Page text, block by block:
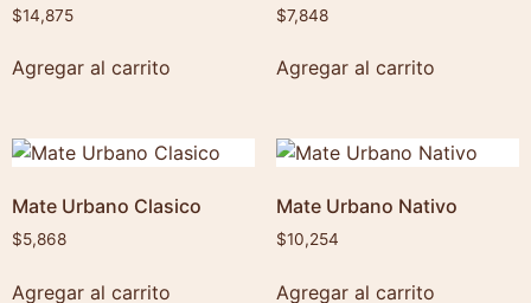
$14,875
Agregar al carrito
$7,848
Agregar al carrito
Mate Urbano Clasico
$5,868
Agregar al carrito
Mate Urbano Nativo
$10,254
Agregar al carrito